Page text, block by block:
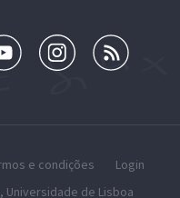
e condições
Login
, Universidade de Lisboa